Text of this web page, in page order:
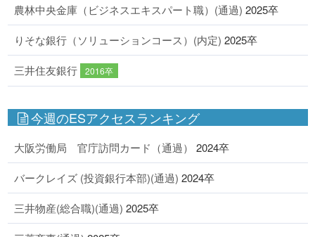
農林中央金庫（ビジネスエキスパート職）(通過) 2025卒
りそな銀行（ソリューションコース）(内定) 2025卒
三井住友銀行 2016卒
今週のESアクセスランキング
大阪労働局 官庁訪問カード（通過） 2024卒
バークレイズ (投資銀行本部)(通過) 2024卒
三井物産(総合職)(通過) 2025卒